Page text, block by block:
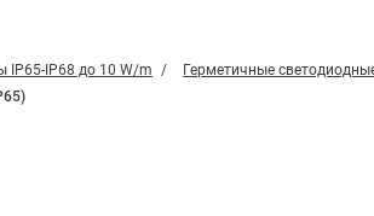
IP65-IP68 до 10 W/m
Герметичные